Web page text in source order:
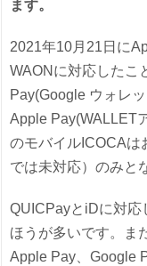
ます。
2021年10月21日に
WAONに対応したこ
Pay(Google ウォレ
Apple Pay(WALLET
のモバイルICOCAは
では未対応）のみと
QUICPayとiDに対応
ほうが多いです。ま
Apple Pay、Google